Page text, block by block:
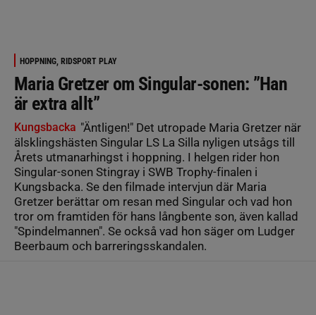
HOPPNING, RIDSPORT PLAY
Maria Gretzer om Singular-sonen: ”Han
är extra allt”
Kungsbacka "Äntligen!" Det utropade Maria Gretzer när
älsklingshästen Singular LS La Silla nyligen utsågs till
Årets utmanarhingst i hoppning. I helgen rider hon
Singular-sonen Stingray i SWB Trophy-finalen i
Kungsbacka. Se den filmade intervjun där Maria
Gretzer berättar om resan med Singular och vad hon
tror om framtiden för hans långbente son, även kallad
"Spindelmannen". Se också vad hon säger om Ludger
Beerbaum och barreringsskandalen.